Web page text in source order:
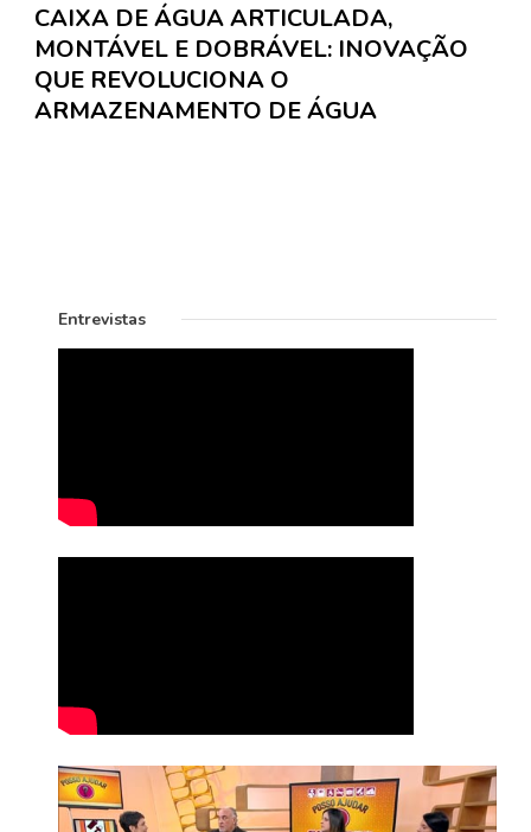
CAIXA DE ÁGUA ARTICULADA,
MONTÁVEL E DOBRÁVEL: INOVAÇÃO
QUE REVOLUCIONA O
ARMAZENAMENTO DE ÁGUA
Entrevistas